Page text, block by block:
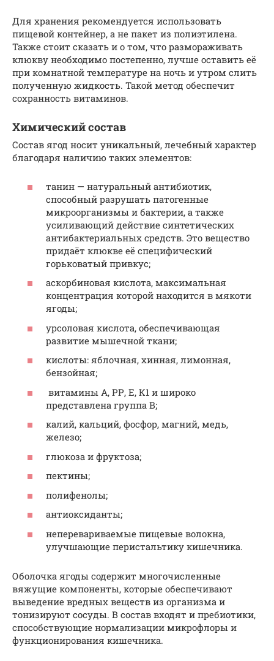
Для хранения рекомендуется использовать
пищевой контейнер, а не пакет из полиэтилена.
Также стоит сказать и о том, что размораживать
клюкву необходимо постепенно, лучше оставить её
при комнатной температуре на ночь и утром слить
полученную жидкость. Такой метод обеспечит
сохранность витаминов.
Химический состав
Состав ягод носит уникальный, лечебный характер
благодаря наличию таких элементов:
танин — натуральный антибиотик,
способный разрушать патогенные
микроорганизмы и бактерии, а также
усиливающий действие синтетических
антибактериальных средств. Это вещество
придаёт клюкве её специфический
горьковатый привкус;
аскорбиновая кислота, максимальная
концентрация которой находится в мякоти
ягоды;
урсоловая кислота, обеспечивающая
развитие мышечной ткани;
кислоты: яблочная, хинная, лимонная,
бензойная;
витамины А, РР, Е, К1 и широко
представлена группа В;
калий, кальций, фосфор, магний, медь,
железо;
глюкоза и фруктоза;
пектины;
полифенолы;
антиоксиданты;
неперевариваемые пищевые волокна,
улучшающие перистальтику кишечника.
Оболочка ягоды содержит многочисленные
вяжущие компоненты, которые обеспечивают
выведение вредных веществ из организма и
тонизируют сосуды. В состав входят и пребиотики,
способствующие нормализации микрофлоры и
функционирования кишечника.